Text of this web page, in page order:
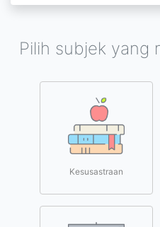
Pilih subjek yang
Kesusastraan